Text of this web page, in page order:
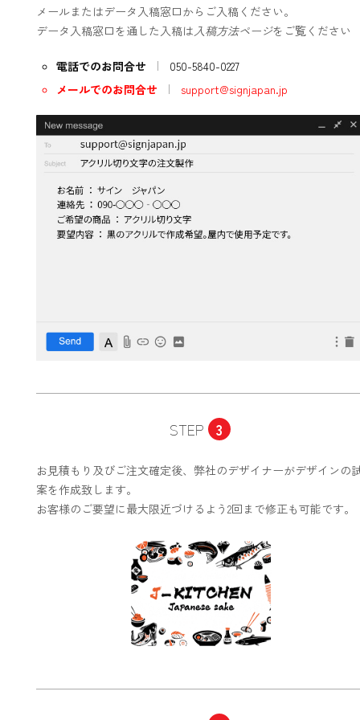
メールまたはデータ入稿窓口からご入稿ください。
データ入稿窓口を通した入稿は 入稿方法ページをご覧ください
電話でのお問合せ
050-5840-0227
メールでのお問合せ
support@signjapan.jp
STEP 3
お見積もり及びご注文確定後、弊社のデザイナーがデザインの
案を作成致します。
お客様のご要望に最大限近づけるよう2回まで修正も可能です。